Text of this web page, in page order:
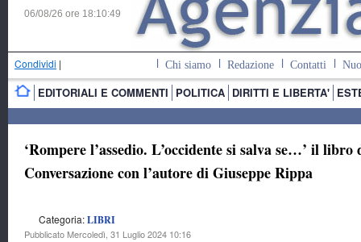
06/08/26 ore 18:10:49
Condividi | Chi siamo Redazione Contatti
EDITORIALI E COMMENTI POLITICA DIRITTI E LIBERTA'
‘Rompere l’assedio. L’occidente si salva se…’ il
Conversazione con l’autore di Giuseppe Rippa
Categoria:LIBRI
Pubblicato Mercoledì, 31 Luglio 2024 10:16